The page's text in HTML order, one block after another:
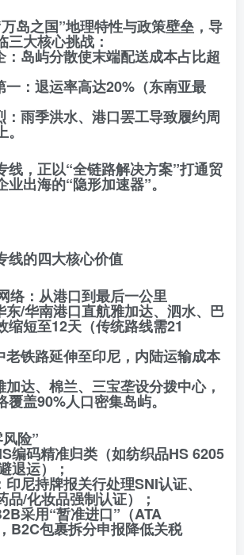
岛之国”地理特性与政策壁垒，导
三大核心挑战：
：岛屿分散使末端配送成本占比超
一：退运率高达20%（东南亚最
：雨季洪水、港口罢工导致履约周
。
线，正以“全链路解决方案”打通贸
业出海的“隐形加速器”。
线的四大核心价值
络：从港口到最后一公里
东/华南港口直航雅加达、泗水、巴
缩短至12天（传统路线需21
老铁路延伸至印尼，内陆运输成本
达、棉兰、三宝垄设分拨中心，
覆盖90%人口密集岛屿。
险”
编码精准归类（如纺织品HS 6205
退运）；
尼持牌报关行处理SNI认证、
品/化妆品强制认证）；
采用“暂准进口”（ATA
B2C包裹拆分申报降低关税